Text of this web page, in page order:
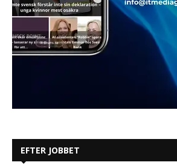
EFTER JOBBET